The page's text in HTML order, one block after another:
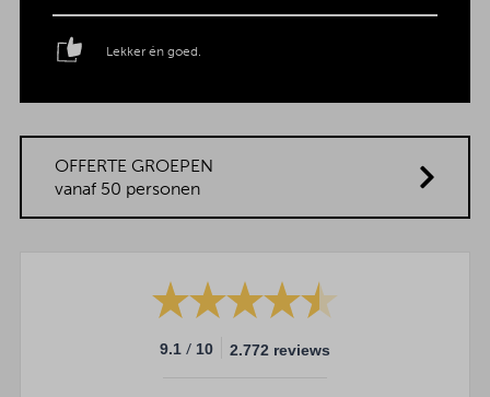
Lekker én goed.
OFFERTE GROEPEN
vanaf 50 personen
9.1 / 10 2.772 reviews